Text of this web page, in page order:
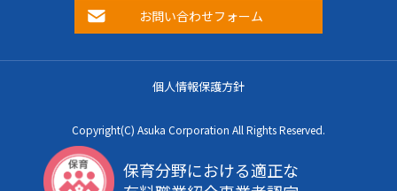
お問い合わせフォーム
個人情報保護方針
Copyright(C) Asuka Corporation All Rights Reserved.
保育分野における適正な